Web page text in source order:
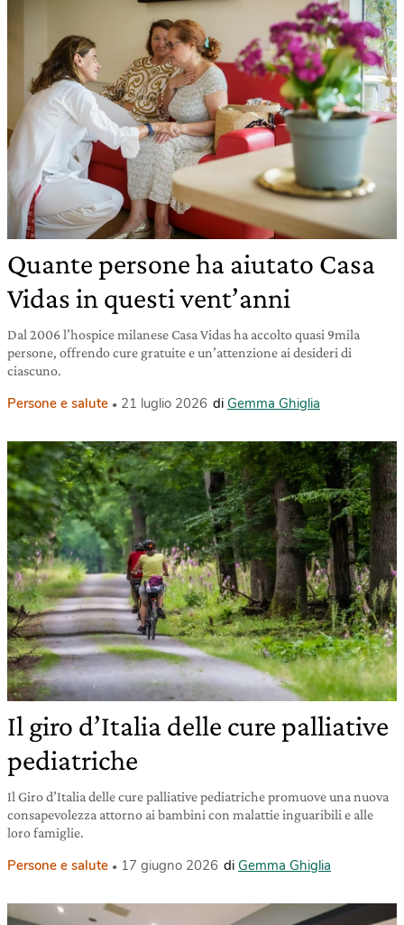
Quante persone ha aiutato Casa
Vidas in questi vent’anni
Dal 2006 l’hospice milanese Casa Vidas ha accolto quasi 9mila
persone, offrendo cure gratuite e un’attenzione ai desideri di
ciascuno.
Persone e salute 21 luglio 2026 di Gemma Ghiglia
Il giro d’Italia delle cure palliative
pediatriche
Il Giro d’Italia delle cure palliative pediatriche promuove una nuova
consapevolezza attorno ai bambini con malattie inguaribili e alle
loro famiglie.
Persone e salute 17 giugno 2026 di Gemma Ghiglia